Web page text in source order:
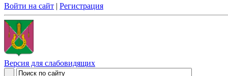
Войти на сайт | Регистрация
Версия для слабовидящих